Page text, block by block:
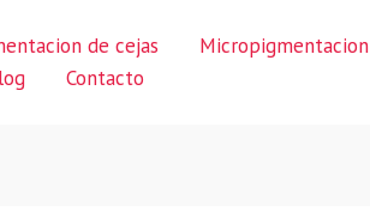
de cejas Micropigmentacion
Contacto